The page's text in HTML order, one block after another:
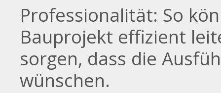
Professionalität: So
Bauprojekt effizient
sorgen, dass die
wünschen.